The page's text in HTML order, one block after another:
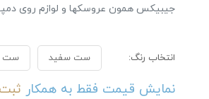
جیبیکس همون عروسکها و لوازم روی
انتخاب رنگ: ست سفید ست
نمایش قیمت فقط به همکار